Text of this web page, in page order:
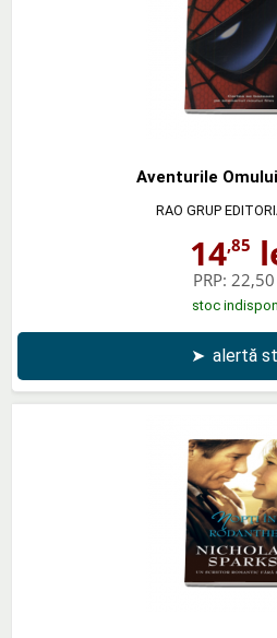
Aventurile
RAO GRUP
14,85
PRP:
stoc
➤ alertă